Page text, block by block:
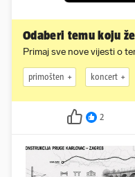
Odaberi temu koju
Primaj sve nove vijesti o
primošten koncert
2